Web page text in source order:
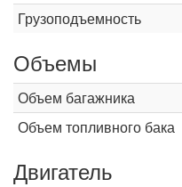
Грузоподъемность
Объемы
Объем багажника
Объем топливного бака
Двигатель